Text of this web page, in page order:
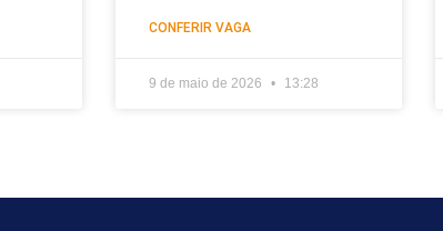
CONFERIR VAGA
9 de maio de 2026 13:28